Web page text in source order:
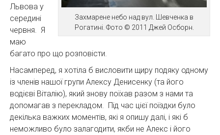
Захмарене небо над вул. Шевченка в
Рогатині. Фото © 2011 Джей Осборн.
Львова у
середині
червня. Я
маю
багато про що розповісти.
Насамперед, я хотіла б висловити щиру подяку одному
із членів нашої групи Алексу Денисенку (та його
водієві Віталію), який знову поїхав разом з нами та
допомагав з перекладом. Під час цієї поїздки було
декілька важких моментів, які я опишу далі, і які б
неможливо було залагодити, якби не Алекс і його